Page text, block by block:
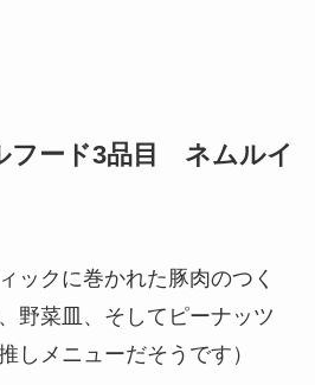
フード3品目 ネムルイ
ックに巻かれた豚肉のつく
野菜皿、そしてピーナッツ
しメニューだそうです）